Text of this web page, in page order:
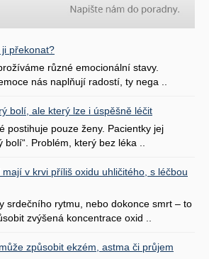
překonat?
různé emocionální stavy.
nás naplňují radostí, ty nega ..
bolí, ale který lze i úspěšně léčit
postihuje pouze ženy. Pacientky jej
bolí“. Problém, který bez léka ..
mají v krvi příliš oxidu uhličitého, s léčbou
srdečního rytmu, nebo dokonce smrt – to
zvýšená koncentrace oxid ..
způsobit ekzém, astma či průjem